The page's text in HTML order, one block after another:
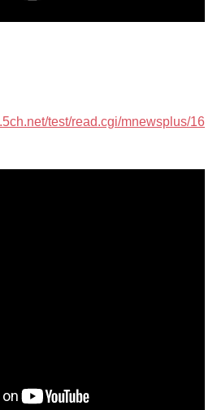
test/read.cgi/mnewsplus/16